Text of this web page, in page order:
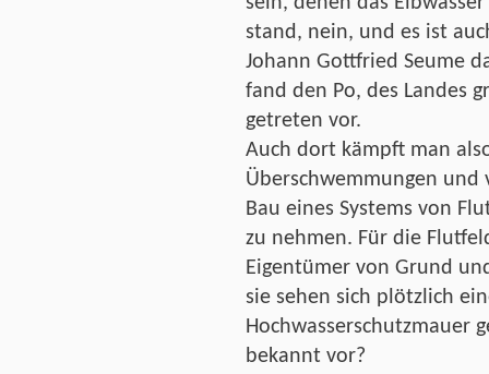
stand, nein, und es ist
Johann Gottfried Seume
fand den Po, des Landes
getreten vor.
Auch dort kämpft man
Überschwemmungen
Bau eines Systems von
zu nehmen. Für die
Eigentümer von Grund
sie sehen sich plötzlich
Hochwasserschutzmauer
bekannt vor?